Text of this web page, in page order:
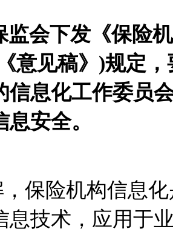
监会下发《保险
意见稿》)规定
信息化工作委员
安全。
保险机构信息
息技术，应用于